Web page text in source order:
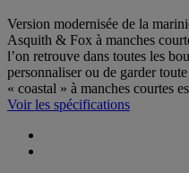
Version modernisée de la
Asquith & Fox à manches
l’on retrouve dans toutes les
personnaliser ou de garder
« coastal » à manches courtes
Voir les spécifications